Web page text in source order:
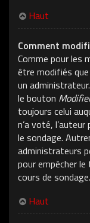
Haut
Comment
Comme pour les
être modifiés
un
le bouton
toujours celui
n’a voté,
le sondage.
administrateurs
pour empêcher
cours de sondage.
Haut